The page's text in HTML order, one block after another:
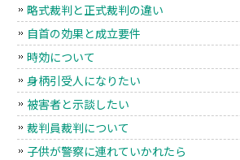
略式裁判と正式裁判の違い
自首の効果と成立要件
時効について
身柄引受人になりたい
被害者と示談したい
裁判員裁判について
子供が警察に連れていかれたら